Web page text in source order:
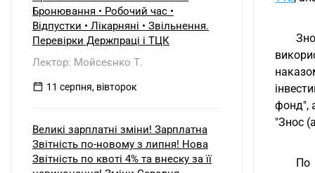
фонд",
"Знос
По
Бронювання • Робочий час •
Відпустки • Лікарняні • Звільнення.
Перевірки Держпраці і ТЦК
Лектор: Мойсеєнко Т.
11 серпня, вівторок
Великі зарплатні зміни! Зарплатна
Звітність по-новому з липня! Нова
Звітність по квоті 4% та внеску за її